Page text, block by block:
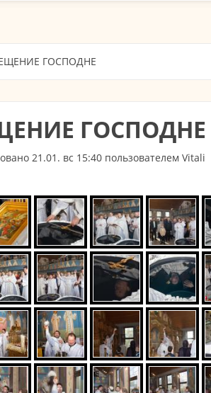
ГОСПОДНЕ
ГОСПОДНЕ
21.01. вс 15:40 пользователем Vitali